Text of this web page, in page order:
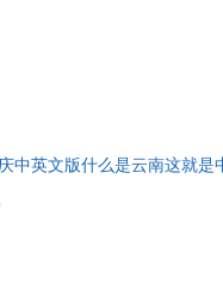
中英文版什么是云南这就